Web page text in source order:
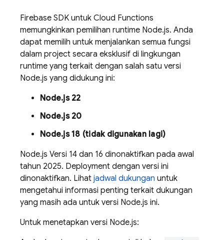
Firebase SDK untuk Cloud Functions
memungkinkan pemilihan runtime Node.js. Anda
dapat memilih untuk menjalankan semua fungsi
dalam project secara eksklusif di lingkungan
runtime yang terkait dengan salah satu versi
Node.js yang didukung ini:
Node.js 22
Node.js 20
Node.js 18 (tidak digunakan lagi)
Node.js Versi 14 dan 16 dinonaktifkan pada awal
tahun 2025. Deployment dengan versi ini
dinonaktifkan. Lihat jadwal dukungan untuk
mengetahui informasi penting terkait dukungan
yang masih ada untuk versi Node.js ini.
Untuk menetapkan versi Node.js: